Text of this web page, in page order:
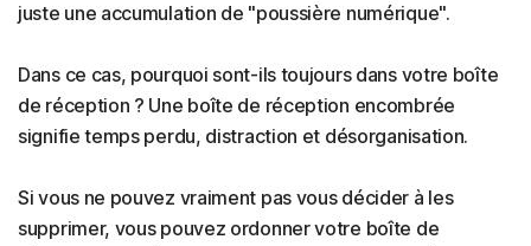
juste une accumulation de "poussière numérique".
Dans ce cas, pourquoi sont-ils toujours dans votre boîte
de réception ? Une boîte de réception encombrée
signifie temps perdu, distraction et désorganisation.
Si vous ne pouvez vraiment pas vous décider à les
supprimer, vous pouvez ordonner votre boîte de